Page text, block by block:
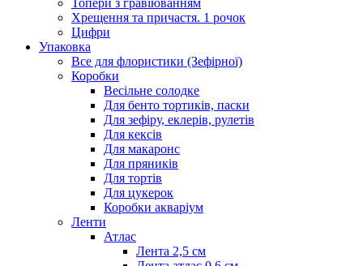
Топери з гравіюванням
Хрещення та причастя. 1 рочок
Цифри
Упаковка
Все для флористики (Зефірної)
Коробки
Весільне солодке
Для бенто тортиків, паски
Для зефіру, еклерів, рулетів
Для кексів
Для макаронс
Для пряників
Для тортів
Для цукерок
Коробки акваріум
Ленти
Атлас
Лента 2,5 см